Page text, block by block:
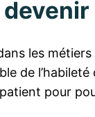
les
de
pour